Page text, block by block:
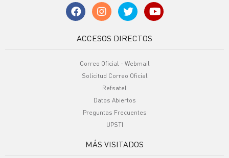
ACCESOS DIRECTOS
Correo Oficial - Webmail
Solicitud Correo Oficial
Refsatel
Datos Abiertos
Preguntas Frecuentes
UPSTI
MÁS VISITADOS